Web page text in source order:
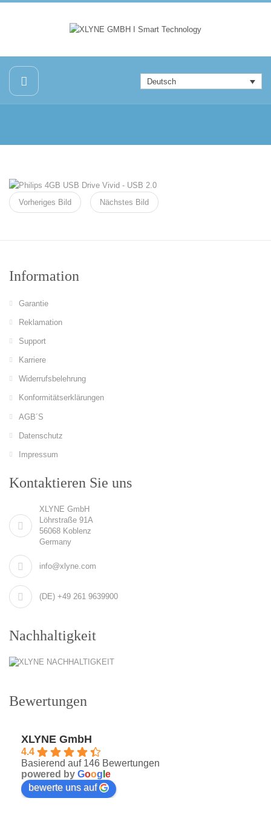
Deutsch
Vorheriges Bild Nächstes Bild
Information
Garantie
Reklamation
Support
Karriere
Widerrufsbelehrung
Konformitätserklärungen
AGB´S
Datenschutz
Impressum
Kontaktieren Sie uns
XLYNE GmbH
Löhrstraße 91A
56068 Koblenz
Germany
info@xlyne.com
(DE) +49 261 9639900
Nachhaltigkeit
Bewertungen
XLYNE GmbH
4.4
Basierend auf 146 Bewertungen
powered by Goog e
bewerte uns auf